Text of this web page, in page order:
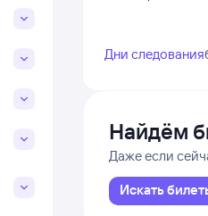
Дни следования
Найдём
Даже если
Искать